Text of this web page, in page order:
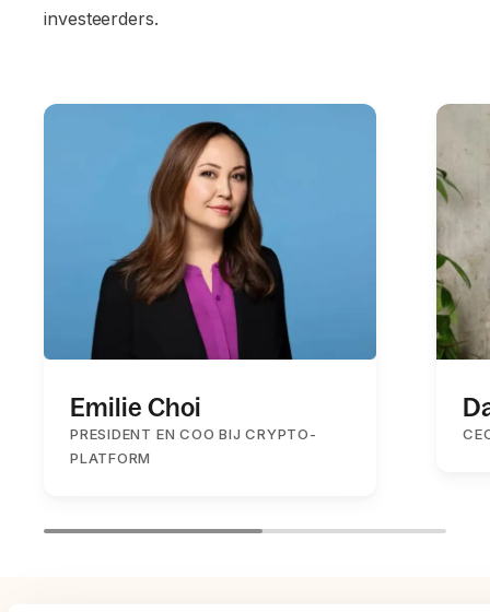
investeerders.
Emilie Choi
PRESIDENT EN COO BIJ CRYPTO-
PLATFORM